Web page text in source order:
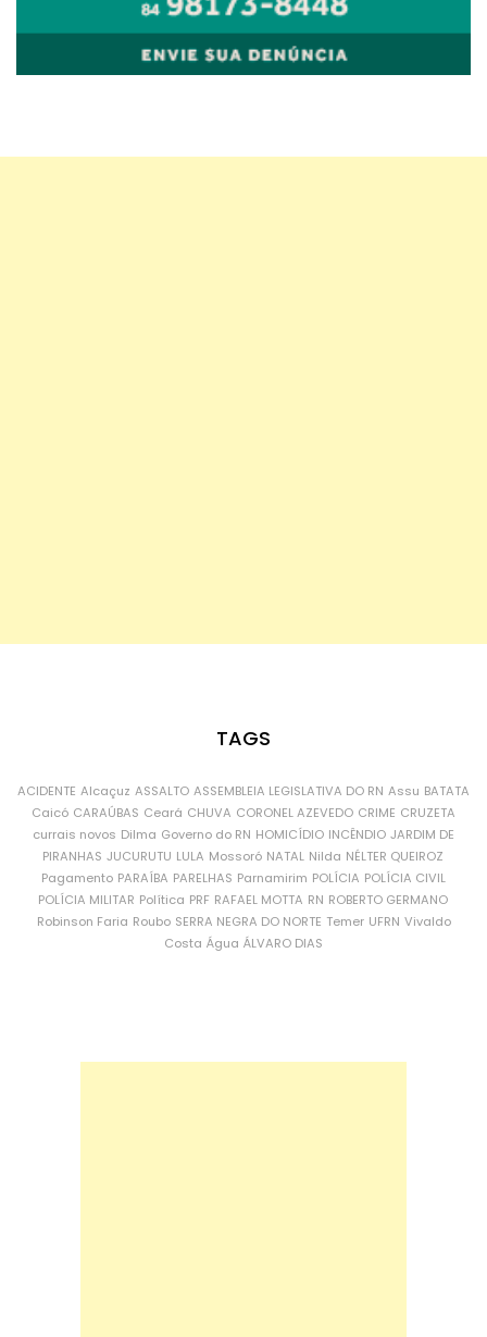
TAGS
ACIDENTE Alcaçuz ASSALTO ASSEMBLEIA LEGISLATIVA DO RN Assu BATATA
Caicó CARAÚBAS Ceará CHUVA CORONEL AZEVEDO CRIME CRUZETA
currais novos Dilma Governo do RN HOMICÍDIO INCÊNDIO JARDIM DE
PIRANHAS JUCURUTU LULA Mossoró NATAL Nilda NÉLTER QUEIROZ
Pagamento PARAÍBA PARELHAS Parnamirim POLÍCIA POLÍCIA CIVIL
POLÍCIA MILITAR Política PRF RAFAEL MOTTA RN ROBERTO GERMANO
Robinson Faria Roubo SERRA NEGRA DO NORTE Temer UFRN Vivaldo
Costa Água ÁLVARO DIAS